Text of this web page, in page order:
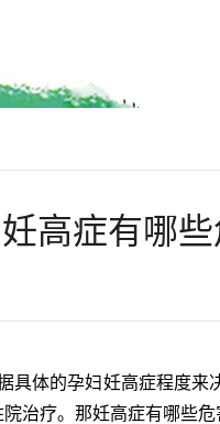
高症有哪些
体的孕妇妊高症程度来
治疗。那妊高症有哪些危